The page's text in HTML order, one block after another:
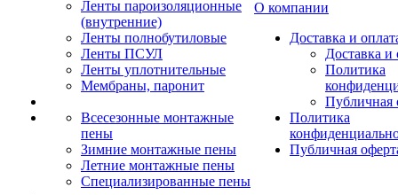
Ленты пароизоляционные
(внутренние)
Ленты полнобутиловые
Ленты ПСУЛ
Ленты уплотнительные
Мембраны, паронит
Всесезонные монтажные
пены
Зимние монтажные пены
Летние монтажные пены
Специализированные пены
О компании
Доставка и
Доставка и
Политика
Публичная
Политика
Публичная